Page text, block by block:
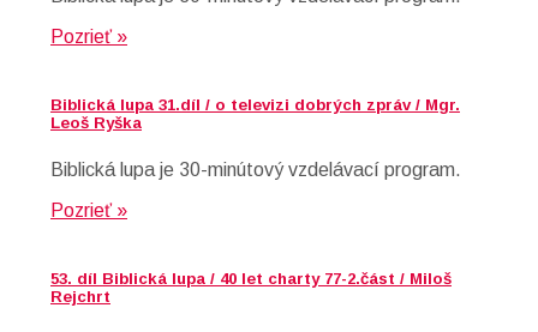
Pozrieť »
Biblická lupa 31.díl / o televizi dobrých zpráv / Mgr.
Leoš Ryška
Biblická lupa je 30-minútový vzdelávací program.
Pozrieť »
53. díl Biblická lupa / 40 let charty 77-2.část / Miloš
Rejchrt